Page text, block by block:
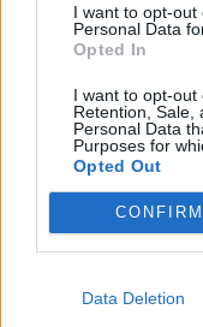
I want to opt-
Personal Data
Opted In
I want to opt-out
Retention, Sale,
Personal Data
Purposes for
Opted Out
CONFIRM
Data Deletion